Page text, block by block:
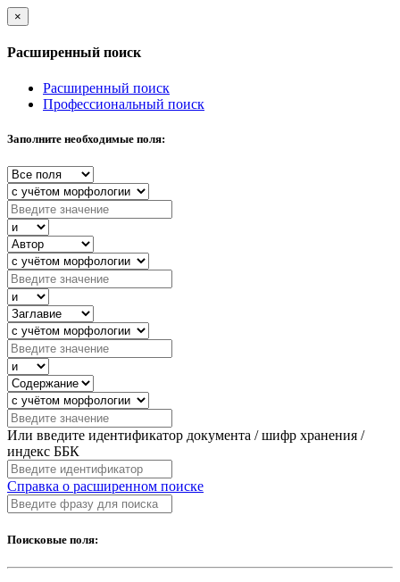
×
Расширенный поиск
Расширенный поиск
Профессиональный поиск
Заполните необходимые поля:
Или введите идентификатор документа / шифр хранения /
индекс ББК
Справка о расширенном поиске
Поисковые поля: